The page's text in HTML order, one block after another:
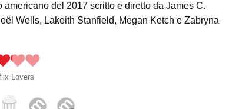
del 2017 scritto e diretto da James C.
Wells, Lakeith Stanfield, Megan Ketch e Zabryna
Lovers